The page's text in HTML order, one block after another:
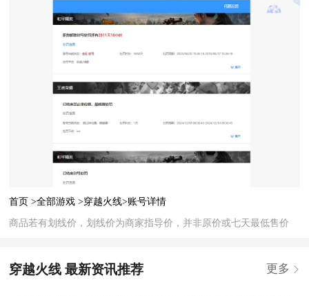
首页 >全部游戏 >穿越火线>账号详情
商品若有划线价，划线价为商家指导价，并非原价或七天最低售价
穿越火线 最新资讯推荐 更多